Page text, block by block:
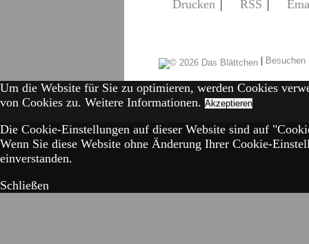
Drucken | RSS |
|
Um die Website für Sie zu optimieren, werden Cookies
von Cookies zu. Weitere Informationen. Akzeptieren
Die Cookie-Einstellungen auf dieser Website sind auf
Wenn Sie diese Website ohne Änderung Ihrer Cookie-
einverstanden.
Schließen